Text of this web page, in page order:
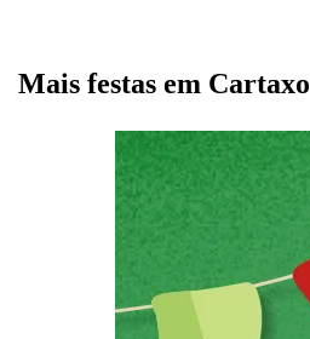
Mais festas em Cartaxo